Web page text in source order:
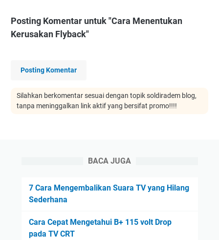
Posting Komentar untuk "Cara Menentukan
Kerusakan Flyback"
Posting Komentar
Silahkan berkomentar sesuai dengan topik soldiradem blog,
tanpa meninggalkan link aktif yang bersifat promo!!!!
BACA JUGA
7 Cara Mengembalikan Suara TV yang Hilang
Sederhana
Cara Cepat Mengetahui B+ 115 volt Drop
pada TV CRT